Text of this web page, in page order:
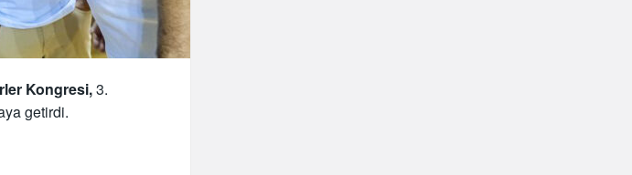
Kongresi,3.
getirdi.